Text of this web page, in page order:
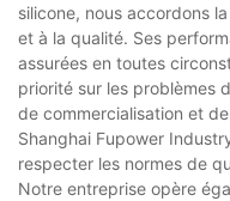
silicone, nous accordons
et à la qualité. Ses
assurées en toutes
priorité sur les problèmes
de commercialisation et
Shanghai Fupower
respecter les normes de
Notre entreprise opère